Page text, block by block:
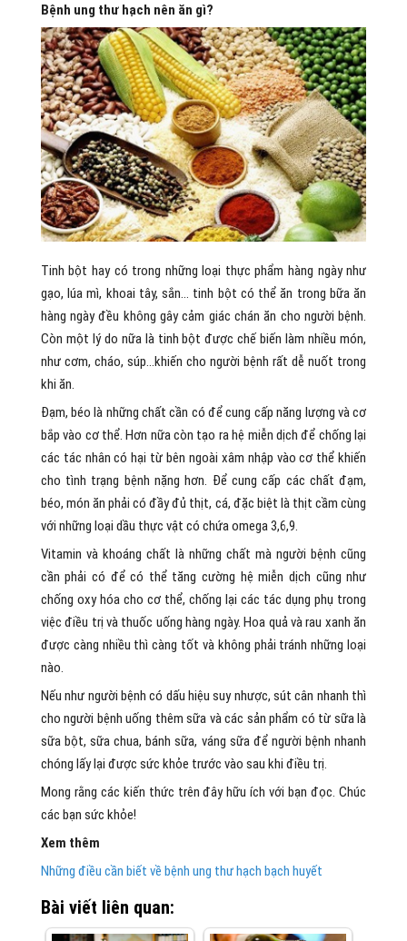
Bệnh ung thư hạch nên ăn gì?
Tinh bột hay có trong những loại thực phẩm hàng ngày như
gạo, lúa mì, khoai tây, sắn… tinh bột có thể ăn trong bữa ăn
hàng ngày đều không gây cảm giác chán ăn cho người bệnh.
Còn một lý do nữa là tinh bột được chế biến làm nhiều món,
như cơm, cháo, súp…khiến cho người bệnh rất dễ nuốt trong
khi ăn.
Đạm, béo là những chất cần có để cung cấp năng lượng và cơ
bắp vào cơ thể. Hơn nữa còn tạo ra hệ miễn dịch để chống lại
các tác nhân có hại từ bên ngoài xâm nhập vào cơ thể khiến
cho tình trạng bệnh nặng hơn. Để cung cấp các chất đạm,
béo, món ăn phải có đầy đủ thịt, cá, đặc biệt là thịt cầm cùng
với những loại dầu thực vật có chứa omega 3,6,9.
Vitamin và khoáng chất là những chất mà người bệnh cũng
cần phải có để có thể tăng cường hệ miễn dịch cũng như
chống oxy hóa cho cơ thể, chống lại các tác dụng phụ trong
việc điều trị và thuốc uống hàng ngày. Hoa quả và rau xanh ăn
được càng nhiều thì càng tốt và không phải tránh những loại
nào.
Nếu như người bệnh có dấu hiệu suy nhược, sút cân nhanh thì
cho người bệnh uống thêm sữa và các sản phẩm có từ sữa là
sữa bột, sữa chua, bánh sữa, váng sữa để người bệnh nhanh
chóng lấy lại được sức khỏe trước vào sau khi điều trị.
Mong rằng các kiến thức trên đây hữu ích với bạn đọc. Chúc
các bạn sức khỏe!
Xem thêm
Những điều cần biết về bệnh ung thư hạch bạch huyết
Bài viết liên quan: